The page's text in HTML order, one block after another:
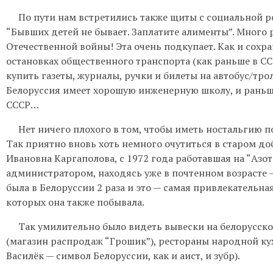
По пути нам встретились также щиты с социальной
“Бывших детей не бывает. Заплатите алименты”. Много
Отечественной войны! Эта очень подкупает. Как и
остановках общественного транспорта (как раньше в
купить газеты, журналы, ручки и билеты на автобус/
Белоруссия имеет хорошую инженерную школу, и
СССР…
Нет ничего плохого в том, чтобы иметь ностальгию
Так приятно вновь хоть немного очутиться в старом
Ивановна Каргаполова, с 1972 года работавшая на
администратором, находясь уже в почтенном возрасте
была в Белоруссии 2 раза и это — самая
которых она также побывала.
Так умилительно было видеть вывески на
(магазин распродаж “Грошик”), рестораны народной
Василёк — символ Белоруссии, как и аист, и зубр).